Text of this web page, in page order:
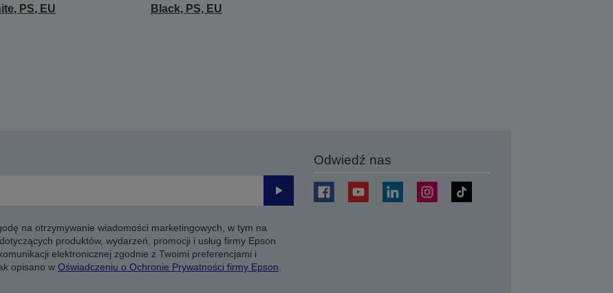
PS, EU
Black, PS, EU
Prześlij
na otrzymywanie wiadomości marketingowych, w tym na
produktów, wydarzeń, promocji i usług firmy Epson
elektronicznej zgodnie z Twoimi preferencjami i
opisano w Oświadczeniu o Ochronie Prywatności firmy Epson
Odwiedź nas